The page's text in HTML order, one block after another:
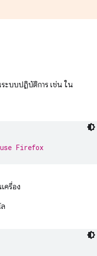
ะบบปฏิบัติการ เช่น ใน
Firefox
ครื่อง